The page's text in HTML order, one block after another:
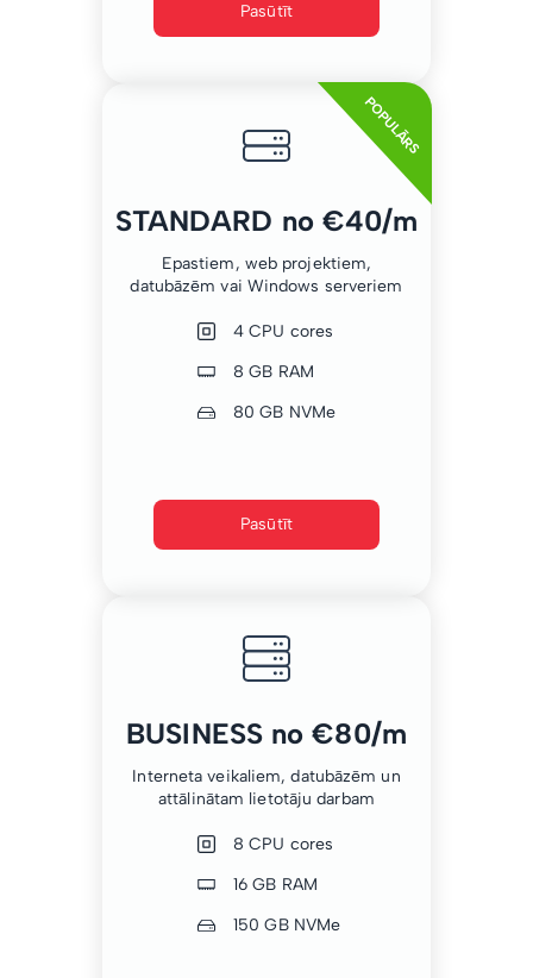
Pasūtīt
POPULĀRS
STANDARD no €40/m
Epastiem, web projektiem,
datubāzēm vai Windows serveriem
4 CPU cores
8 GB RAM
80 GB NVMe
Pasūtīt
BUSINESS no €80/m
Interneta veikaliem, datubāzēm un
attālinātam lietotāju darbam
8 CPU cores
16 GB RAM
150 GB NVMe